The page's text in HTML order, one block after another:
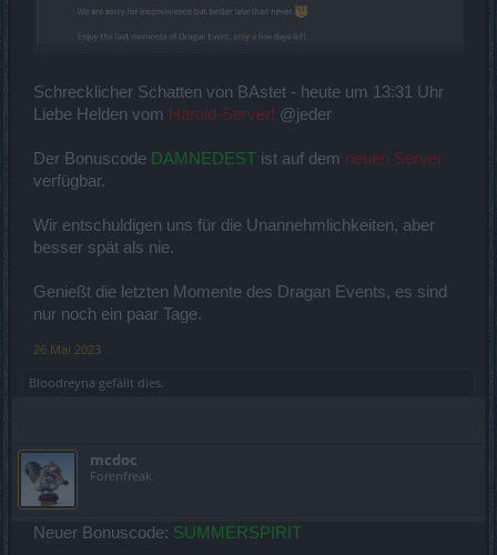
Schrecklicher Schatten von BAstet - heute um 13:31 Uhr
Liebe Helden vom Harold-Server! @jeder
Der Bonuscode DAMNEDEST ist auf dem neuen Server
verfügbar.
Wir entschuldigen uns für die Unannehmlichkeiten, aber
besser spät als nie.
Genießt die letzten Momente des Dragan Events, es sind
nur noch ein paar Tage.
26 Mai 2023
Bloodreyna gefällt dies.
mcdoc
Forenfreak
Neuer Bonuscode: SUMMERSPIRIT